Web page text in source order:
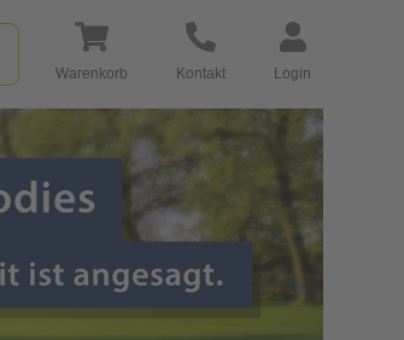
Warenkorb Kontakt Login
Go to Next